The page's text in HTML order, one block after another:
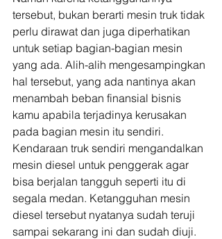
tersebut, bukan berarti mesin truk tidak
perlu dirawat dan juga diperhatikan
untuk setiap bagian-bagian mesin
yang ada. Alih-alih mengesampingkan
hal tersebut, yang ada nantinya akan
menambah beban finansial bisnis
kamu apabila terjadinya kerusakan
pada bagian mesin itu sendiri.
Kendaraan truk sendiri mengandalkan
mesin diesel untuk penggerak agar
bisa berjalan tangguh seperti itu di
segala medan. Ketangguhan mesin
diesel tersebut nyatanya sudah teruji
sampai sekarang ini dan sudah diuji.